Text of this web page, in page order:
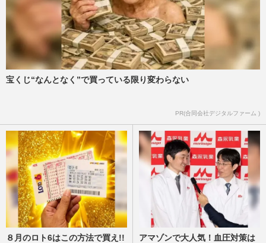
宝くじ“なんとなく”で買っている限り変わらない
PR(合同会社デジタルファーム )
８月のロト6はこの方法で買え!!
アマゾンで大人気！血圧対策は